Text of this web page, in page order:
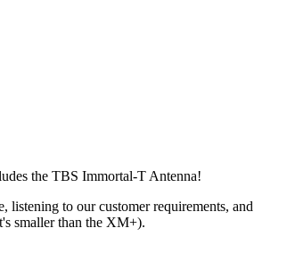
the TBS Immortal-T Antenna!
to our customer requirements, and
smaller than the XM+).